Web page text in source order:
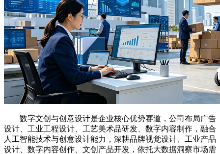
数字文创与创意设计是企业核心优势赛道，公司布局广告
设计、工业工程设计、工艺美术品研发、数字内容制作，融合
人工智能技术与创意设计能力，深耕品牌视觉设计、工业产品
设计、数字内容创作、文创产品开发，依托大数据洞察市场需